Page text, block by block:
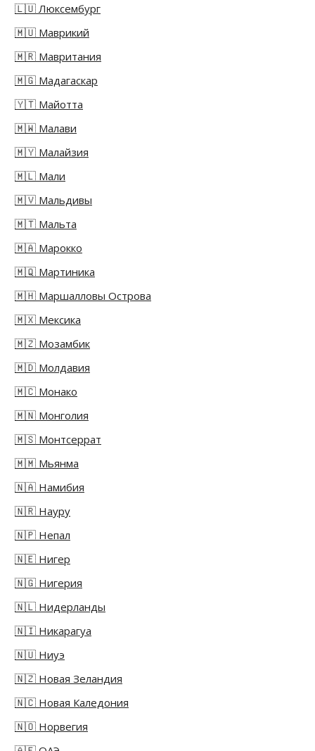
🇱🇺 Люксембург
🇲🇺 Маврикий
🇲🇷 Мавритания
🇲🇬 Мадагаскар
🇾🇹 Майотта
🇲🇼 Малави
🇲🇾 Малайзия
🇲🇱 Мали
🇲🇻 Мальдивы
🇲🇹 Мальта
🇲🇦 Марокко
🇲🇶 Мартиника
🇲🇭 Маршалловы Острова
🇲🇽 Мексика
🇲🇿 Мозамбик
🇲🇩 Молдавия
🇲🇨 Монако
🇲🇳 Монголия
🇲🇸 Монтсеррат
🇲🇲 Мьянма
🇳🇦 Намибия
🇳🇷 Науру
🇳🇵 Непал
🇳🇪 Нигер
🇳🇬 Нигерия
🇳🇱 Нидерланды
🇳🇮 Никарагуа
🇳🇺 Ниуэ
🇳🇿 Новая Зеландия
🇳🇨 Новая Каледония
🇳🇴 Норвегия